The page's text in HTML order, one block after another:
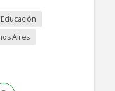
Educación
Aires